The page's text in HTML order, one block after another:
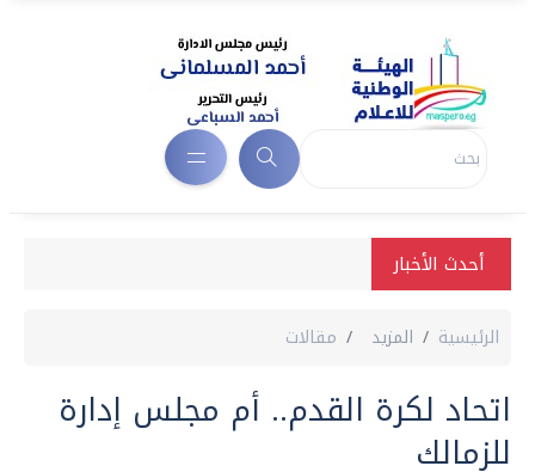
أحدث الأخبار
الرئيسية المزيد مقالات
اتحاد لكرة القدم.. أم مجلس إدارة
للزمالك